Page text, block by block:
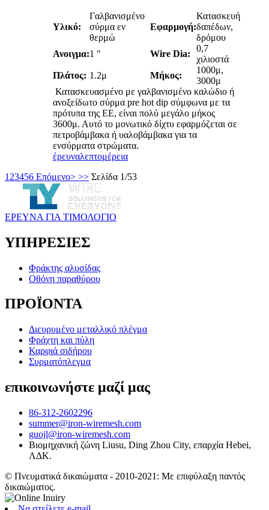
Υλικό:
Γαλβανισμένο
σύρμα εν
θερμώ
Εφαρμογή:
Κατασκευή
δαπέδων,
δρόμου
Ανοιγμα:1 ″ Wire Dia:
0,7
χιλιοστά
Πλάτος: 1.2μ Μήκος:
1000μ,
3000μ
Κατασκευασμένο με γαλβανισμένο καλώδιο ή
ανοξείδωτο σύρμα pre hot dip σύμφωνα με τα
πρότυπα της ΕΕ, είναι πολύ μεγάλο μήκος
3600μ. Αυτό το μονωτικό δίχτυ εφαρμόζεται σε
πετροβάμβακα ή υαλοβάμβακα για τα
ενσύρματα στρώματα.
έρευναλεπτομέρεια
1 23456 Επόμενο> >> Σελίδα 1/53
ΕΡΕΥΝΑ ΓΙΑ ΤΙΜΟΛΟΓΙΟ
ΥΠΗΡΕΣΙΕΣ
Φράκτης αλυσίδας
Οθόνη παραθύρου
ΠΡΟΪΟΝΤΑ
Διευρυμένο μεταλλικό πλέγμα
Φράχτη και πύλη
Καρφιά σιδήρου
Συρματόπλεγμα
επικοινωνήστε μαζί μας
86-312-2602296
summer@iron-wiremesh.com
guojl@iron-wiremesh.com
Βιομηχανική ζώνη Liusu, Ding Zhou City, επαρχία Hebei,
ΛΔΚ.
© Πνευματικά δικαιώματα - 2010-2021: Με επιφύλαξη παντός
δικαιώματος.